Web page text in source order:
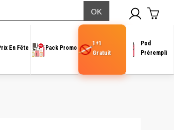
En Fête Pack Promo
1+1
Gratuit
Pod
Prérempli